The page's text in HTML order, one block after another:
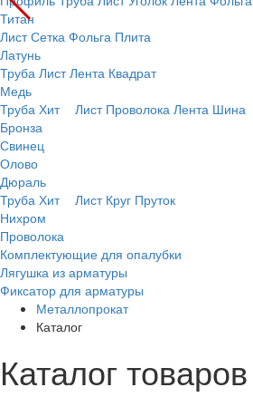
Титан
ЛистСетка Фольга Плита
Латунь
Труба ЛистЛента Квадрат
Медь
Труба Хит Лист Проволока Лента Шина
Бронза
Свинец
Олово
Дюраль
Труба Хит Лист Круг Пруток
Нихром
Проволока
Комплектующие для опалубки
Лягушка из арматуры
Фиксатор для арматуры
Металлопрокат
Каталог
Каталог товаров